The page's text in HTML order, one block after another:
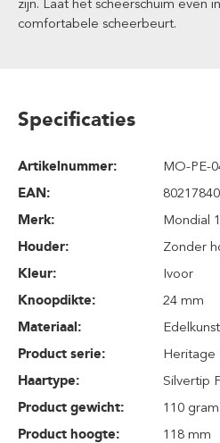
zijn. Laat het scheerschuim even
comfortabele scheerbeurt.
Specificaties
Artikelnummer:
MO-PE-
EAN:
Merk:
Mondial
Houder:
Zonder
Kleur:
Ivoor
Knoopdikte:
24 mm
Materiaal:
Product serie:
Heritage
Haartype:
Silvertip
Product gewicht:
110 gram
Product hoogte:
118 mm